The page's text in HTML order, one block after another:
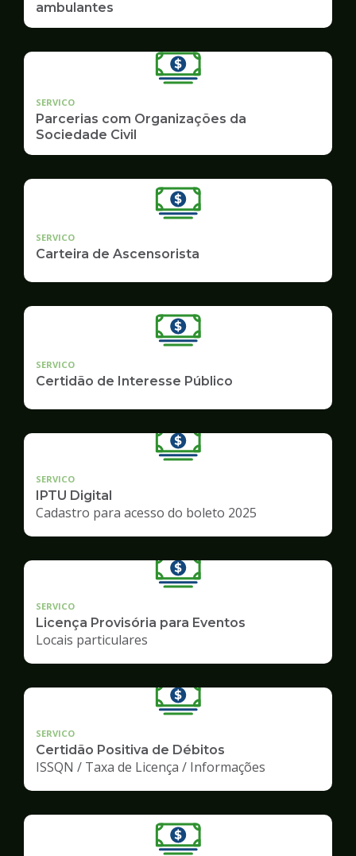
ambulantes
SERVICO
Parcerias com Organizações da
Sociedade Civil
SERVICO
Carteira de Ascensorista
SERVICO
Certidão de Interesse Público
SERVICO
IPTU Digital
Cadastro para acesso do boleto 2025
SERVICO
Licença Provisória para Eventos
Locais particulares
SERVICO
Certidão Positiva de Débitos
ISSQN / Taxa de Licença / Informações